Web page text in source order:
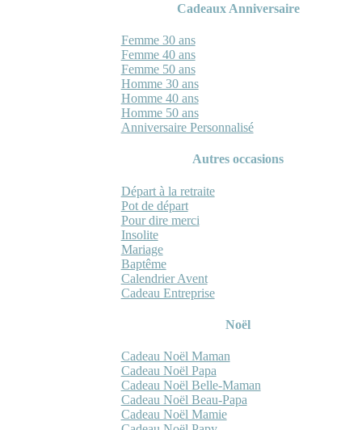
Cadeaux Anniversaire
Femme 30 ans
Femme 40 ans
Femme 50 ans
Homme 30 ans
Homme 40 ans
Homme 50 ans
Anniversaire Personnalisé
Autres occasions
Départ à la retraite
Pot de départ
Pour dire merci
Insolite
Mariage
Baptême
Calendrier Avent
Cadeau Entreprise
Noël
Cadeau Noël Maman
Cadeau Noël Papa
Cadeau Noël Belle-Maman
Cadeau Noël Beau-Papa
Cadeau Noël Mamie